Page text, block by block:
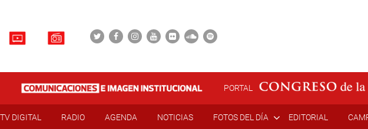
PORTAL
TV DIGITAL RADIO AGENDA NOTICIAS FOTOS DEL DÍA EDITORIAL